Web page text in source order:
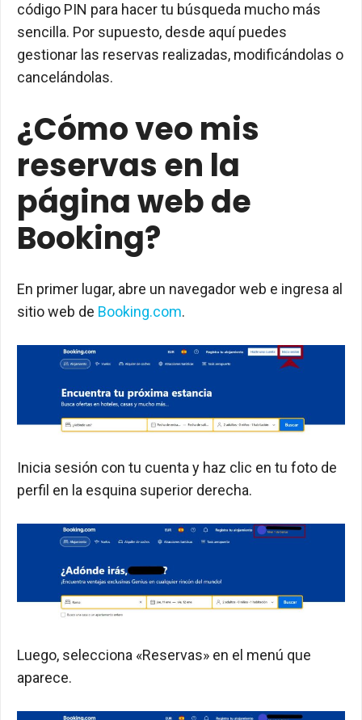
código PIN para hacer tu búsqueda mucho más
sencilla. Por supuesto, desde aquí puedes
gestionar las reservas realizadas, modificándolas o
cancelándolas.
¿Cómo veo mis
reservas en la
página web de
Booking?
En primer lugar, abre un navegador web e ingresa al
sitio web de Booking.com.
Inicia sesión con tu cuenta y haz clic en tu foto de
perfil en la esquina superior derecha.
Luego, selecciona «Reservas» en el menú que
aparece.